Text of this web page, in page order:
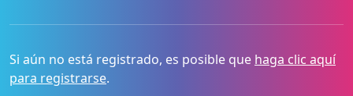
Si aún no está registrado, es posible que haga clic aquí
para registrarse.